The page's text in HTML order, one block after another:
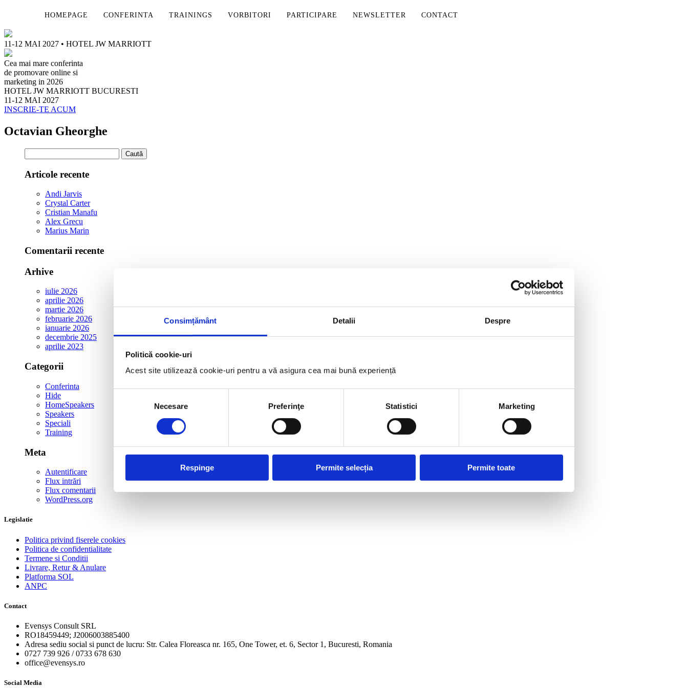
Consimțământ Detalii Despre
Politică cookie-uri
Acest site utilizează cookie-uri pentru a vă asigura cea mai bună experiență
consimțământului
Necesare Preferinţe Statistici Marketing
Respinge Permite selecția Permite toate
HOMEPAGE CONFERINTA TRAININGS VORBITORI PARTICIPARE NEWSLETTER CONTACT
11-12 MAI 2027 • HOTEL JW MARRIOTT
Cea mai mare conferinta
de promovare online si
marketing in 2026
HOTEL JW MARRIOTT BUCURESTI
11-12 MAI 2027
INSCRIE-TE ACUM
Octavian Gheorghe
după:
Articole recente
Andi Jarvis
Crystal Carter
Cristian Manafu
Alex Grecu
Marius Marin
Comentarii recente
Arhive
iulie 2026
aprilie 2026
martie 2026
februarie 2026
ianuarie 2026
decembrie 2025
aprilie 2023
Categorii
Conferinta
Hide
HomeSpeakers
Speakers
Speciali
Training
Meta
Autentificare
Flux intrări
Flux comentarii
WordPress.org
Legislatie
Politica privind fiserele cookies
Politica de confidentialitate
Termene si Conditii
Livrare, Retur & Anulare
Platforma SOL
ANPC
Contact
Evensys Consult SRL
RO18459449; J2006003885400
Adresa sediu social si punct de lucru: Str. Calea Floreasca nr. 165, One Tower, et. 6, Sector 1, Bucuresti, Romania
0727 739 926 / 0733 678 630
office@evensys.ro
Social Media